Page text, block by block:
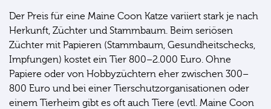
Der Preis für eine Maine Coon Katze variiert stark je nach
Herkunft, Züchter und Stammbaum. Beim seriösen
Züchter mit Papieren (Stammbaum, Gesundheitschecks,
Impfungen) kostet ein Tier 800–2.000 Euro. Ohne
Papiere oder von Hobbyzüchtern eher zwischen 300–
800 Euro und bei einer Tierschutzorganisationen oder
einem Tierheim gibt es oft auch Tiere (evtl. Maine Coon